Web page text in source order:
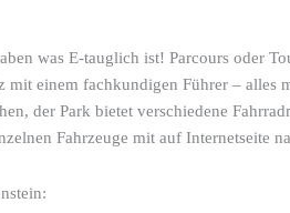
was E-tauglich ist! Parcours oder
mit einem fachkundigen Führer – alles
der Park bietet verschiedene
Fahrzeuge mit auf Internetseite